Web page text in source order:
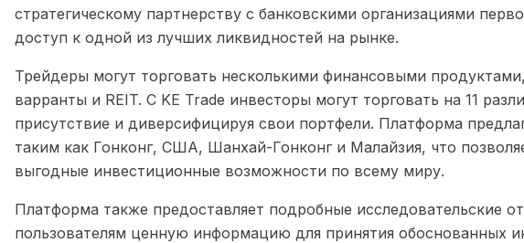
стратегическому партнерству с банковскими организациями
доступ к одной из лучших ликвидностей на рынке.
Трейдеры могут торговать несколькими финансовыми
варранты и REIT. С KE Trade инвесторы могут торговать на 11
присутствие и диверсифицируя свои портфели. Платформа
таким как Гонконг, США, Шанхай-Гонконг и Малайзия, что
выгодные инвестиционные возможности по всему миру.
Платформа также предоставляет подробные исследовательские
пользователям ценную информацию для принятия обоснованных